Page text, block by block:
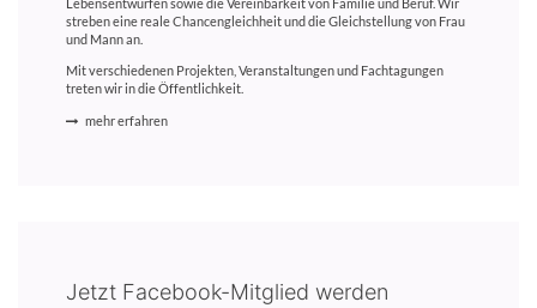
Lebensentwürfen sowie die Vereinbarkeit von Familie und Beruf. Wir
streben eine reale Chancengleichheit und die Gleichstellung von Frau
und Mann an.
Mit verschiedenen Projekten, Veranstaltungen und Fachtagungen
treten wir in die Öffentlichkeit.
mehr erfahren
Jetzt Facebook-Mitglied werden